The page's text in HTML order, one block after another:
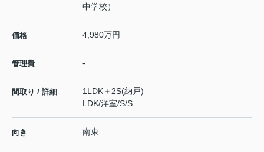
中学校）
価格 4,980万円
管理費 -
間取り / 詳細
1LDK＋2S(納戸)
LDK/洋室/S/S
向き 南東